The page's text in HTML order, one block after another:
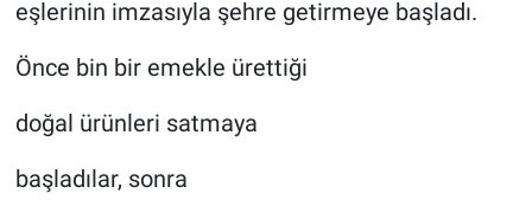
eşlerinin imzasıyla şehre getirmeye başladı.
Önce bin bir emekle ürettiği
doğal ürünleri satmaya
başladılar, sonra